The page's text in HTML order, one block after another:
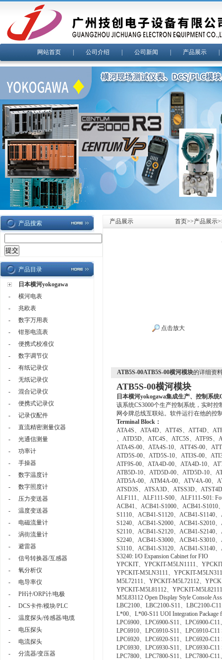
网站首页 公司介绍 公司新闻 产品展示
产品搜索
产品目录
日本横河yokogawa
-
横河电表
-
兆欧表
-
数字万用表
-
钳形电流表
-
便携式校准仪
-
数字调节仪
-
有纸记录仪
-
无纸记录仪
-
混合记录仪
-
便携式记录仪
-
记录仪配件
-
直流精密测量仪器
-
光通信测量
-
功率计
-
手操器
-
数字温度计
-
数字照度计
-
压力变送器
-
温度变送器
-
电磁流量计
-
涡街流量计
-
避雷器
-
信号转换器/互感器
-
氧分析仪
-
电导率仪
-
PH计/ORP计/电极
-
DCS卡件/模块/PLC
-
温度探头/传感器/电缆
-
电压探头
-
电流探头
-
分流器/变压器
产品展示 首页>>产品展示
点击放大
ATB5S-00ATB5S-00横河模块的详细资
ATB5S-00横河模块
日本横河yokogawa集成生产、控制系统
该系统CS3000个生产控制系统，实时
网令牌总线互联站。软件运行在他的控
Terminal Block：
ATA4S、ATA4D、ATT4S、ATT4D、
、ATD5D、ATC4S、ATC5S、ATF9S
ATA4S-00、ATA4S-10、ATT4S-00、
ATD5S-00、ATD5S-10、ATI3S-00、
ATF9S-00、ATA4D-00、ATA4D-10、
ATB5D-10、ATD5D-00、ATD5D-10、
ATD5A-00、ATM4A-00、ATV4A-00、
ATSD3S、ATSA3D、ATSS3D、
ALF111、ALF111-S00、ALF111-S01:
ACB41、ACB41-S1000、ACB41-S1010
S1110、ACB41-S1120、ACB41-S1140
S1240、ACB41-S2000、ACB41-S2010
S2110、ACB41-S2120、ACB41-S2140
S2240、ACB41-S3000、ACB41-S3010
S3110、ACB41-S3120、ACB41-S3140
S3240: I/O Expansion Cabinet for FIO
YPCKIT、YPCKIT-M5LN1111、
YPCKIT-M5LN3111、YPCKIT-
M5L72111、YPCKIT-M5L72112、
YPCKIT-M5L81112、YPCKIT-
M5L83112 Open Display Style Console
LBC2100、LBC2100-S11、LBC2100-C11
L*00、L*00-S11 UOI Integration Package
LPC6900、LPC6900-S11、LPC6900-C11
LPC6910、LPC6910-S11、LPC6910-C11
LPC6920、LPC6920-S11、LPC6920-C11
LPC6930、LPC6930-S11、LPC6930-C11
LPC7800、LPC7800-S11、LPC7800-